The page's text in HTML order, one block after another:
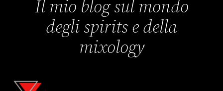
Il mio blog sul mondo
degli spirits e della
mixology